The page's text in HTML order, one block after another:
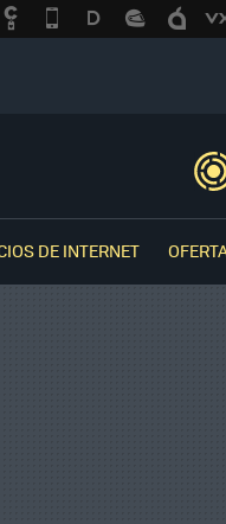
DE INTERNET